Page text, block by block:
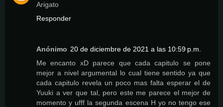
Arigato
Responder
Anónimo 20 de diciembre de 2021 a las 10:59 p.m.
Me encanto xD parece que cada capitulo se pone
mejor a nivel argumental lo cual tiene sentido ya que
cada capitulo revela un poco mas falta esperar el de
Yuuki a ver que tal, pero este me parece el mejor de
momento y ufff la segunda escena H yo no tengo ese